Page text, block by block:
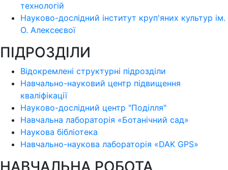
технологій
Науково-дослідний інститут круп'яних культур ім.
О. Алексеєвої
ПІДРОЗДІЛИ
Відокремлені структурні підрозділи
Навчально-науковий центр підвищення
кваліфікації
Науково-дослідний центр "Поділля"
Навчальна лабораторія «Ботанічний сад»
Наукова бібліотека
Навчально-наукова лабораторія «DAK GPS»